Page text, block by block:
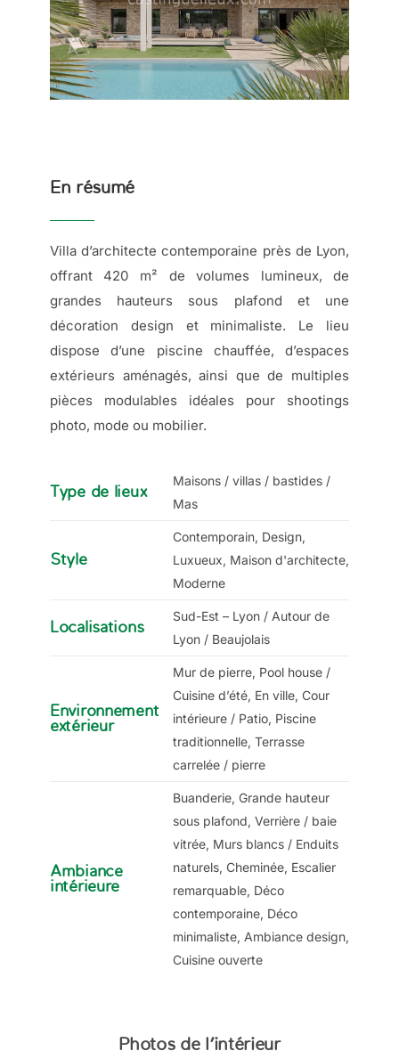
En résumé
Villa d’architecte contemporaine près de Lyon,
offrant 420 m² de volumes lumineux, de
grandes hauteurs sous plafond et une
décoration design et minimaliste. Le lieu
dispose d’une piscine chauffée, d’espaces
extérieurs aménagés, ainsi que de multiples
pièces modulables idéales pour shootings
photo, mode ou mobilier.
Type de lieux
Maisons / villas / bastides /
Mas
Style
Contemporain, Design,
Luxueux, Maison d'architecte,
Moderne
Localisations
Sud-Est – Lyon / Autour de
Lyon / Beaujolais
Environnement
extérieur
Mur de pierre, Pool house /
Cuisine d’été, En ville, Cour
intérieure / Patio, Piscine
traditionnelle, Terrasse
carrelée / pierre
Ambiance
intérieure
Buanderie, Grande hauteur
sous plafond, Verrière / baie
vitrée, Murs blancs / Enduits
naturels, Cheminée, Escalier
remarquable, Déco
contemporaine, Déco
minimaliste, Ambiance design,
Cuisine ouverte
Photos de l’intérieur